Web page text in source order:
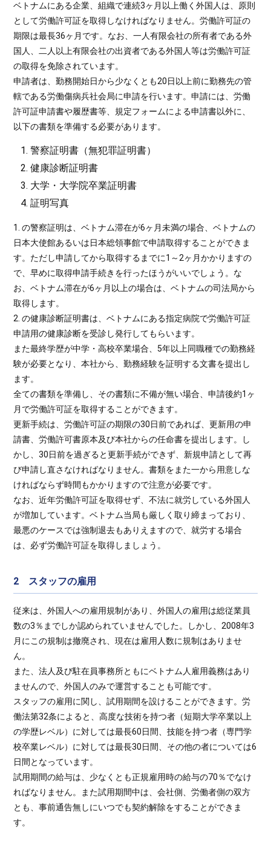
ベトナムにある企業、組織で連続3ヶ月以上働く外国人は、原則
として労働許可証を取得しなければなりません。労働許可証の
期限は最長36ヶ月です。なお、一人有限会社の所有者である外
国人、二人以上有限会社の出資者である外国人等は労働許可証
の取得を免除されています。
申請者は、勤務開始日から少なくとも20日以上前に勤務先の管
轄である労働傷病兵社会局に申請を行います。申請には、労働
許可証申請書や履歴書等、規定フォームによる申請書以外に、
以下の書類を準備する必要があります。
警察証明書（無犯罪証明書）
健康診断証明書
大学・大学院卒業証明書
証明写真
1. の警察証明は、ベトナム滞在が6ヶ月未満の場合、ベトナムの
日本大使館あるいは日本総領事館で申請取得することができま
す。ただし申請してから取得するまでに1～2ヶ月かかりますの
で、早めに取得申請手続きを行ったほうがいいでしょう。な
お、ベトナム滞在が6ヶ月以上の場合は、ベトナムの司法局から
取得します。
2. の健康診断証明書は、ベトナムにある指定病院で労働許可証
申請用の健康診断を受診し発行してもらいます。
また最終学歴が中学・高校卒業場合、5年以上同職種での勤務経
験が必要となり、本社から、勤務経験を証明する文書を提出し
ます。
全ての書類を準備し、その書類に不備が無い場合、申請後約1ヶ
月で労働許可証を取得することができます。
更新手続は、労働許可証の期限の30日前であれば、更新用の申
請書、労働許可書原本及び本社からの任命書を提出します。し
かし、30日前を過ぎると更新手続ができず、新規申請として再
び申請し直さなければなりません。書類をまた一から用意しな
ければならず時間もかかりますので注意が必要です。
なお、近年労働許可証を取得せず、不法に就労している外国人
が増加しています。ベトナム当局も厳しく取り締まっており、
最悪のケースでは強制退去もありえますので、就労する場合
は、必ず労働許可証を取得しましょう。
2 スタッフの雇用
従来は、外国人への雇用規制があり、外国人の雇用は総従業員
数の3％までしか認められていませんでした。しかし、2008年3
月にこの規制は撤廃され、現在は雇用人数に規制はありませ
ん。
また、法人及び駐在員事務所ともにベトナム人雇用義務はあり
ませんので、外国人のみで運営することも可能です。
スタッフの雇用に関し、試用期間を設けることができます。労
働法第32条によると、高度な技術を持つ者（短期大学卒業以上
の学歴レベル）に対しては最長60日間、技能を持つ者（専門学
校卒業レベル）に対しては最長30日間、その他の者については6
日間となっています。
試用期間の給与は、少なくとも正規雇用時の給与の70％でなけ
ればなりません。また試用期間中は、会社側、労働者側の双方
とも、事前通告無しにいつでも契約解除をすることができま
す。